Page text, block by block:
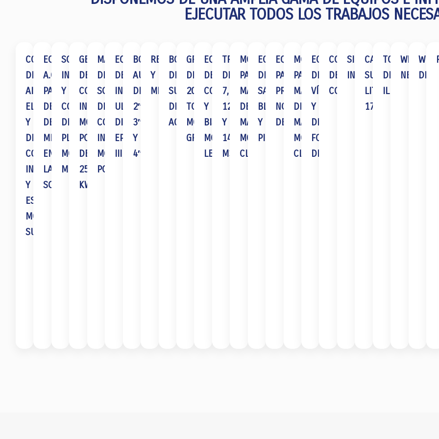
EJECUTAR TODOS LOS TRABAJOS
COMPRESORES
DE
AIRE,
ELÉCTRICOS
Y
DE
COMBUSTIÓN
INTERNA,
Y
ESTACIONARIOS
MCA.
SULLIVAN
EQUIPO
A.C.F.M.
PARA
DETECCIÓN
DE
MICROFRACTURAS
EN
LAS
SOLDADURAS
SOLDADORAS
INVERTIDAS
Y
CORTADORAS
DE
PLASMA
MCA.
MILLER
GENERADOR
DE
COMBUSTIÓN
INTERNA
MQ
POWER
DE
250
KWA
MÁQUINA
DE
SOLDAR
DE
COMBUSTIÓN
INTERNA
MQ
POWER
EQUIPOS
DE
INSPECCIÓN
ULTRASÓNICA
DIGITAL
EPOCH
III
BOMBAS
AUTOCEBANTES
DE
2″,
3″
Y
4″
RETROEXCAVADORAS
Y
MINICARGADORES
BOMBAS
DE
SUCCION
DE
AGUA
GRÚAS
DE
20
TON.
MCA.
GROVE
EQUIPO
DE
CORTE
Y
BISELADO
MCA.
LELAND
TRACTOCAMIONES
DE
7,
12
Y
14
M3
MONTACARGAS
PARA
MANEJO
DE
MATERIALES
MCA.
CLARK
EQUIPOS
DE
SAND
BLAST
Y
PINTURA
EQUIPOS
PARA
PRUEBAS
NO
DESTRUCTIVAS
MONTACARGAS
PARA
MANEJO
DE
MATERIALES
MCA.
CLARK
EQUIPOS
DE
VÍDEO
Y
DE
FOTOGRAFÍA
DIGITAL
CORTADORAS
DE
CONCRETO
SIERRA
INDUSTRIAL
CASCOS
SUPER
LITE
17
TORRES
DE
ILUMINAIÓN
WINCHES